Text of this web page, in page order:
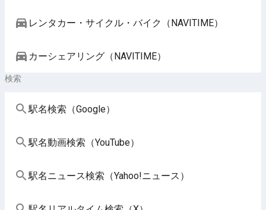
レンタカー・サイクル・バイク（NAVITIME）
カーシェアリング（NAVITIME）
検索
駅名検索（Google）
駅名動画検索（YouTube）
駅名ニュース検索（Yahoo!ニュース）